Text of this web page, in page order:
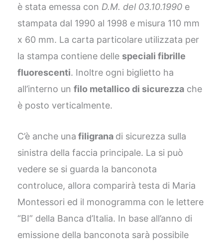
è stata emessa con D.M. del 03.10.1990e
stampata dal 1990 al 1998 e misura 110 mm
x 60 mm. La carta particolare utilizzata per
la stampa contiene delle speciali fibrille
fluorescenti. Inoltre ogni biglietto ha
all’interno un filo metallico di sicurezzache
è posto verticalmente.
C’è anche una filigrana di sicurezza sulla
sinistra della faccia principale. La si può
vedere se si guarda la banconota
controluce, allora comparirà testa di Maria
Montessori ed il monogramma con le lettere
“BI” della Banca d’Italia. In base all’anno di
emissione della banconota sarà possibile